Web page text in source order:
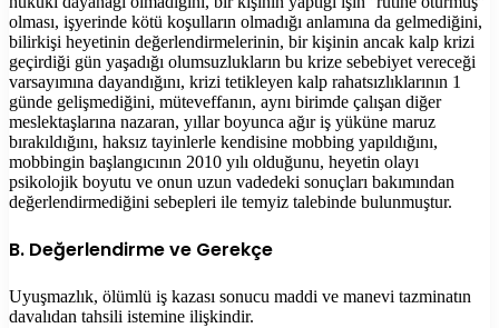
olması, işyerinde kötü koşulların olmadığı anlamına da gelmediğini,
bilirkişi heyetinin değerlendirmelerinin, bir kişinin ancak kalp krizi
geçirdiği gün yaşadığı olumsuzlukların bu krize sebebiyet vereceği
varsayımına dayandığını, krizi tetikleyen kalp rahatsızlıklarının 1
günde gelişmediğini, müteveffanın, aynı birimde çalışan diğer
meslektaşlarına nazaran, yıllar boyunca ağır iş yüküne maruz
bırakıldığını, haksız tayinlerle kendisine mobbing yapıldığını,
mobbingin başlangıcının 2010 yılı olduğunu, heyetin olayı
psikolojik boyutu ve onun uzun vadedeki sonuçları bakımından
değerlendirmediğini sebepleri ile temyiz talebinde bulunmuştur.
B. Değerlendirme ve Gerekçe
Uyuşmazlık, ölümlü iş kazası sonucu maddi ve manevi tazminatın
davalıdan tahsili istemine ilişkindir.